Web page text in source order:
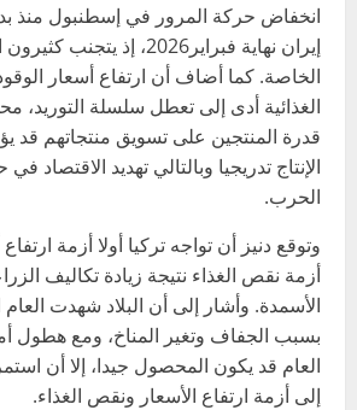
انخفاض حركة المرور في إسطنبول منذ
إيران نهاية فبراير2026، إذ
الخاصة. كما أضاف أن ارتفاع أسعار
الغذائية أدى إلى تعطل سلسلة التوريد،
قدرة المنتجين على تسويق منتجاتهم قد
الإنتاج تدريجيا وبالتالي تهديد الاقتصاد
الحرب.
وتوقع دنيز أن تواجه تركيا أولا أزمة
أزمة نقص الغذاء نتيجة زيادة تكاليف
الأسمدة. وأشار إلى أن البلاد شهدت
بسبب الجفاف وتغير المناخ، ومع هطول
العام قد يكون المحصول جيدا، إلا أن
إلى أزمة ارتفاع الأسعار ونقص الغذاء.